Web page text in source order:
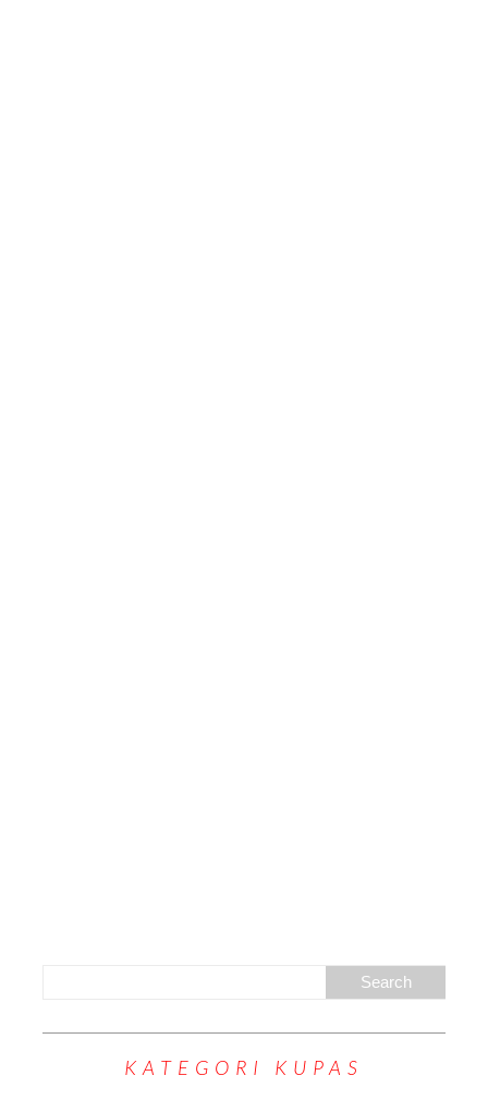
KATEGORI KUPAS